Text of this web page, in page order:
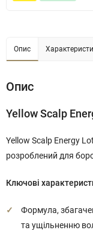
Опис
Опис
Yellow Scalp
Yellow Scalp Energy
розроблений для
Ключові
Формула,
та ущільненню